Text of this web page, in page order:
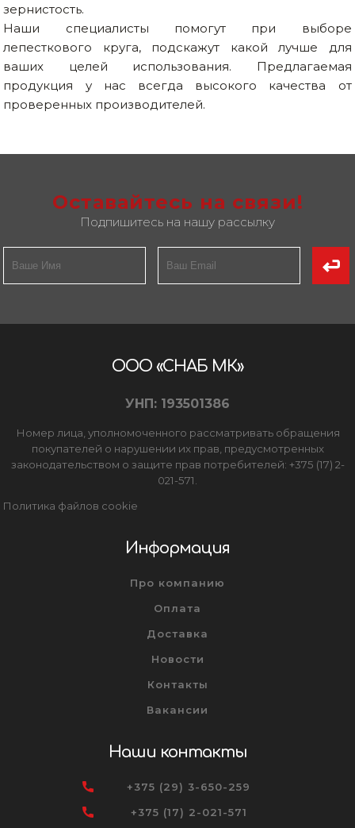
зернистость.
Наши специалисты помогут при выборе
лепесткового круга, подскажут какой лучше для
ваших целей использования. Предлагаемая
продукция у нас всегда высокого качества от
проверенных производителей.
Оставайтесь на связи!
Подпишитесь на нашу рассылку
ООО «СНАБ МК»
УНП: 193501386
Номер лица, уполномоченного рассматривать обращения
покупателей о нарушении их прав, предусмотренных
законодательством о защите прав потребителей: +375 (17) 2-
021-571.
Политика файлов cookie
Информация
Про компанию
Оплата
Доставка
Новости
Контакты
Вакансии
Наши контакты
+375 (29) 3-650-259
+375 (17) 2-021-571